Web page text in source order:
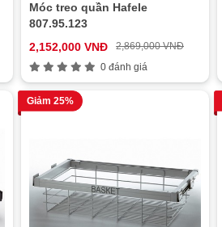
Móc treo quần Hafele
807.95.123
2,152,000 VNĐ
2,869,000 VNĐ
0 đánh giá
Giảm 25%